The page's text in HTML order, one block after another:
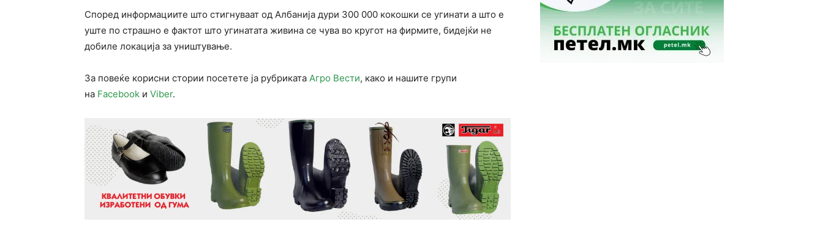
Според информациите што стигнуваат од Албанија дури 300 000 кокошки се угинати а што е
уште по страшно е фактот што угинатата живина се чува во кругот на фирмите, бидејќи не
добиле локација за уништување.
За повеќе корисни стории посетете ја рубриката Агро Вести, како и нашите групи
на Facebook и Viber.